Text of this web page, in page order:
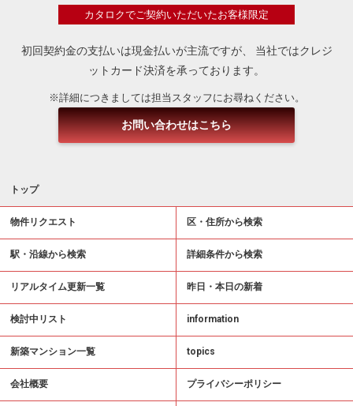
カタロクでご契約いただいたお客様限定
初回契約金の支払いは現金払いが主流ですが、
当社ではクレジ
ットカード決済を承っております。
※詳細につきましては担当スタッフにお尋ねください。
お問い合わせはこちら
トップ
物件リクエスト 区・住所から検索
駅・沿線から検索 詳細条件から検索
リアルタイム更新一覧 昨日・本日の新着
検討中リスト information
新築マンション一覧 topics
会社概要 プライバシーポリシー